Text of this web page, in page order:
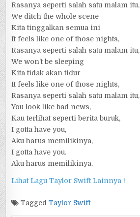
Rasanya seperti salah satu malam itu,
We ditch the whole scene
Kita tinggalkan semua ini
It feels like one of those nights,
Rasanya seperti salah satu malam itu,
We won’t be sleeping
Kita tidak akan tidur
It feels like one of those nights,
Rasanya seperti salah satu malam itu,
You look like bad news,
Kau terlihat seperti berita buruk,
I gotta have you,
Aku harus memilikinya,
I gotta have you.
Aku harus memilikinya.
Lihat Lagu Taylor Swift Lainnya !
TaggedTaylor Swift